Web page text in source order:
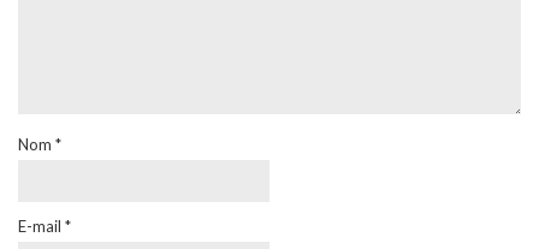
Nom *
E-mail *